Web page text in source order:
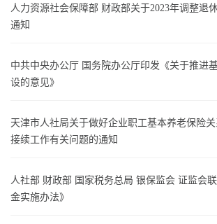
人力资源社会保障部 财政部关于2023年调整退
通知
中共中央办公厅 国务院办公厅印发《关于推进
设的意见》
天津市人社局关于做好企业职工基本养老保险
接续工作有关问题的通知
人社部 财政部 国家税务总局 银保监会 证监会
金实施办法》